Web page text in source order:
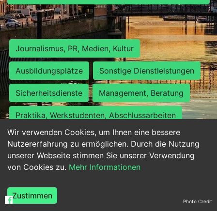
Wir verwenden Cookies, um Ihnen eine bessere
Nutzererfahrung zu ermöglichen. Durch die Nutzung
unserer Webseite stimmen Sie unserer Verwendung
von Cookies zu. Mehr Informationen
Zustimmen
Journalismus, PR, Medien, Kultur
Ausbildungsplätze Sonstige Dienstleistungen
Sicherheitsdienste Management, Beratung
Praktika, Werkstudenten, Abschlussarbeiten
Personalwesen Assistenz, Sekretariat
Hilfskräfte, Aushilfs- und Nebenjobs
Weiterbildung, Studium, duale Ausbildung Photo Credit